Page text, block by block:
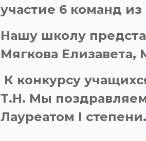
участие 6 команд
Нашу школу
Мягкова Елизавета,
К конкурсу
Т.Н. Мы
Лауреатом I степени.